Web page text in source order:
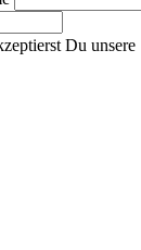
Du unsere